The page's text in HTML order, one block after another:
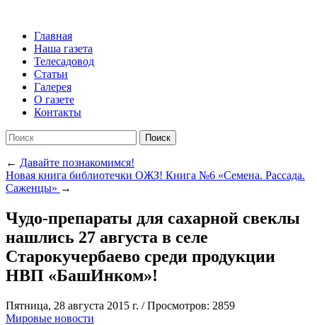
Главная
Наша газета
Телесадовод
Статьи
Галерея
О газете
Контакты
Поиск
← Давайте познакомимся!
Новая книга библиотечки ОЖЗ! Книга №6 «Семена. Рассада.
Саженцы» →
Чудо-препараты для сахарной свеклы
нашлись 27 августа в селе
Старокучербаево среди продукции
НВП «БашИнком»!
Пятница, 28 августа 2015 г. /Просмотров: 2859
Мировые новости